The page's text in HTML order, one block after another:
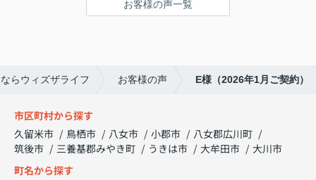
また引っ越しの機会があれば、ぜひお願いしたいで
お客様の声一覧
らウィズザライフ お客様の声 E様（2026年1月ご契約）
市区町村から探す
久留米市
鳥栖市 八女市 小郡市
八女郡広川町
筑後市
三養基郡みやき町 うきは市 大牟田市
大川市
町名から探す